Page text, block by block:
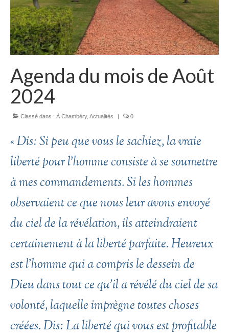
Actualités
Agenda du mois de Août
2024
Classé dans : À Chambéry, Actualités | 0
« Dis: Si peu que vous le sachiez, la vraie
liberté pour l’homme consiste à se soumettre
à mes commandements. Si les hommes
observaient ce que nous leur avons envoyé
du ciel de la révélation, ils atteindraient
certainement à la liberté parfaite. Heureux
est l’homme qui a compris le dessein de
Dieu dans tout ce qu’il a révélé du ciel de sa
volonté, laquelle imprègne toutes choses
créées. Dis: La liberté qui vous est profitable